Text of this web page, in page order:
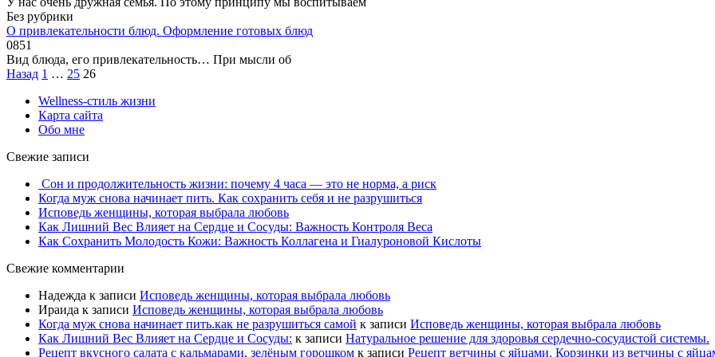
Без рубрики
О привлекательности блюд. Оформление готовых блюд
0851
Вид блюда, его привлекательность… При мысли об
Пагинация
Назад 1 … 25 26
Wellness-стиль жизни
Карта сайта
Обо мне
Свежие записи
Сон и продолжительность жизни: почему 4 часа — это не норма, а риск
Когда муж снова начинает пить. Как сохранить себя и не разрушиться
Исповедь женщины, которая выбрала любовь
Как Лишний Вес Влияет на Сердце и Сосуды: Важность Контроля Веса
Как Сохранить Молодость Кожи: Важность Коллагена и Гиалуроновой Кислоты
Свежие комментарии
Надежда к записи Исповедь женщины, которая выбрала любовь
Ираида к записи Исповедь женщины, которая выбрала любовь
Когда муж снова начинает пить.как не разрушиться самой к записи Исповедь женщины, которая выбрала любовь
Как Лишний Вес Влияет на Сердце и Сосуды: к записи Натуральное решение для здоровья сердечно-сосудистой системы.
Рецепт вкусного салата с кальмарами, зелёным горошком к записи Рецепт ветчины с яйцами. Корзинки из ветчины с